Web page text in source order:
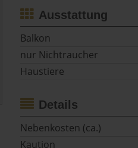
Ausstattung
Balkon
nur Nichtraucher
Haustiere
Details
Nebenkosten (ca.)
Kaution